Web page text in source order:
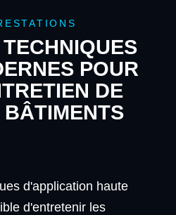
POUR
DE
BÂTIMENTS
d'application haute
d'entretenir les